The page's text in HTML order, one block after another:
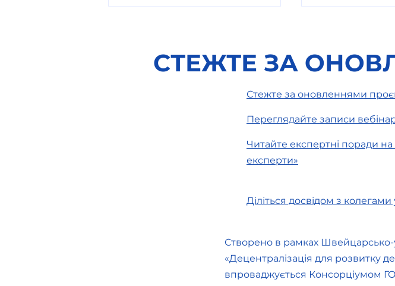
Нове
почне діяти
СТЕЖТЕ ЗА
Стежте за оновленнями
Переглядайте записи
Читайте експертні поради на
експерти»
Діліться досвідом з колегами
Створено в рамках Швейцарсько-
«Децентралізація для розвитку
впроваджується Консорціумом